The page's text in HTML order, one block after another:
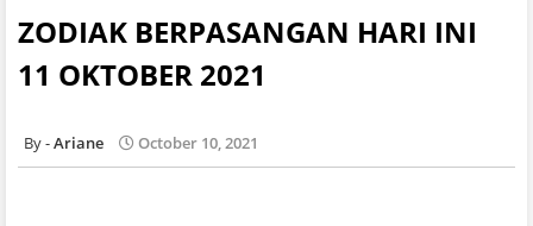
ZODIAK BERPASANGAN HARI INI
11 OKTOBER 2021
Ariane October 10, 2021